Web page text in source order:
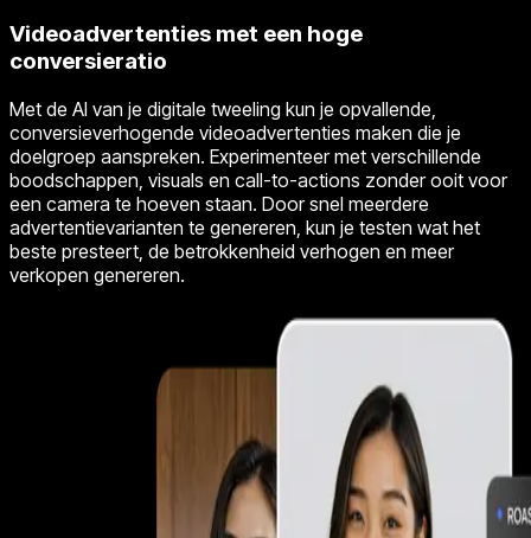
Videoadvertenties met een hoge
conversieratio
Met de AI van je digitale tweeling kun je opvallende,
conversieverhogende videoadvertenties maken die je
doelgroep aanspreken. Experimenteer met verschillende
boodschappen, visuals en call-to-actions zonder ooit voor
een camera te hoeven staan. Door snel meerdere
advertentievarianten te genereren, kun je testen wat het
beste presteert, de betrokkenheid verhogen en meer
verkopen genereren.